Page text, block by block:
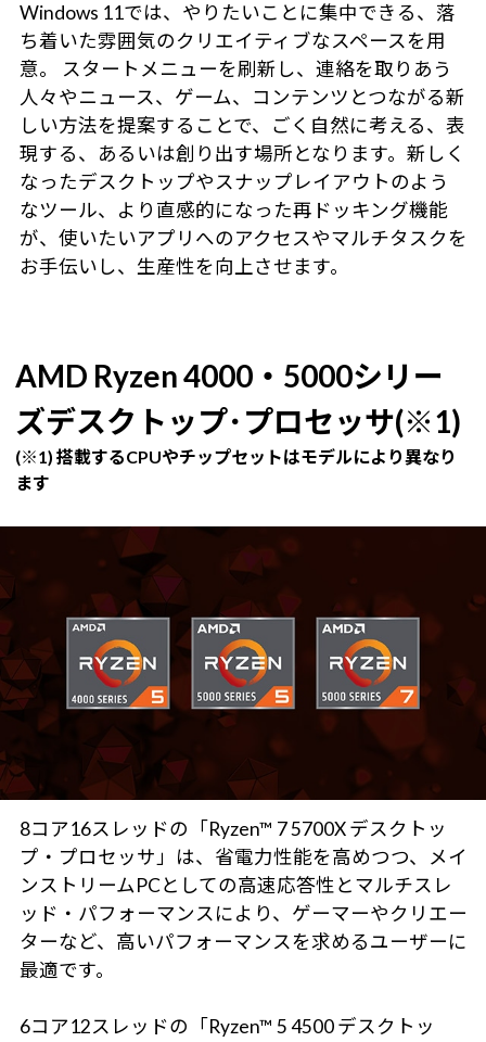
Windows 11では、やりたいことに集中できる、落
ち着いた雰囲気のクリエイティブなスペースを用
意。 スタートメニューを刷新し、連絡を取りあう
人々やニュース、ゲーム、コンテンツとつながる新
しい方法を提案することで、ごく自然に考える、表
現する、あるいは創り出す場所となります。新しく
なったデスクトップやスナップレイアウトのよう
なツール、より直感的になった再ドッキング機能
が、使いたいアプリへのアクセスやマルチタスクを
お手伝いし、生産性を向上させます。
AMD Ryzen 4000・5000シリー
ズデスクトップ･プロセッサ(※1)
(※1) 搭載するCPUやチップセットはモデルにより異なり
ます
8コア16スレッドの「Ryzen™ 7 5700X デスクトッ
プ・プロセッサ」は、省電力性能を高めつつ、メイ
ンストリームPCとしての高速応答性とマルチスレ
ッド・パフォーマンスにより、ゲーマーやクリエー
ターなど、高いパフォーマンスを求めるユーザーに
最適です。
6コア12スレッドの「Ryzen™ 5 4500 デスクトッ